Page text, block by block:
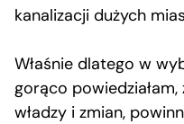
kanalizacji dużych
Właśnie dlatego w
gorąco
władzy i zmian,